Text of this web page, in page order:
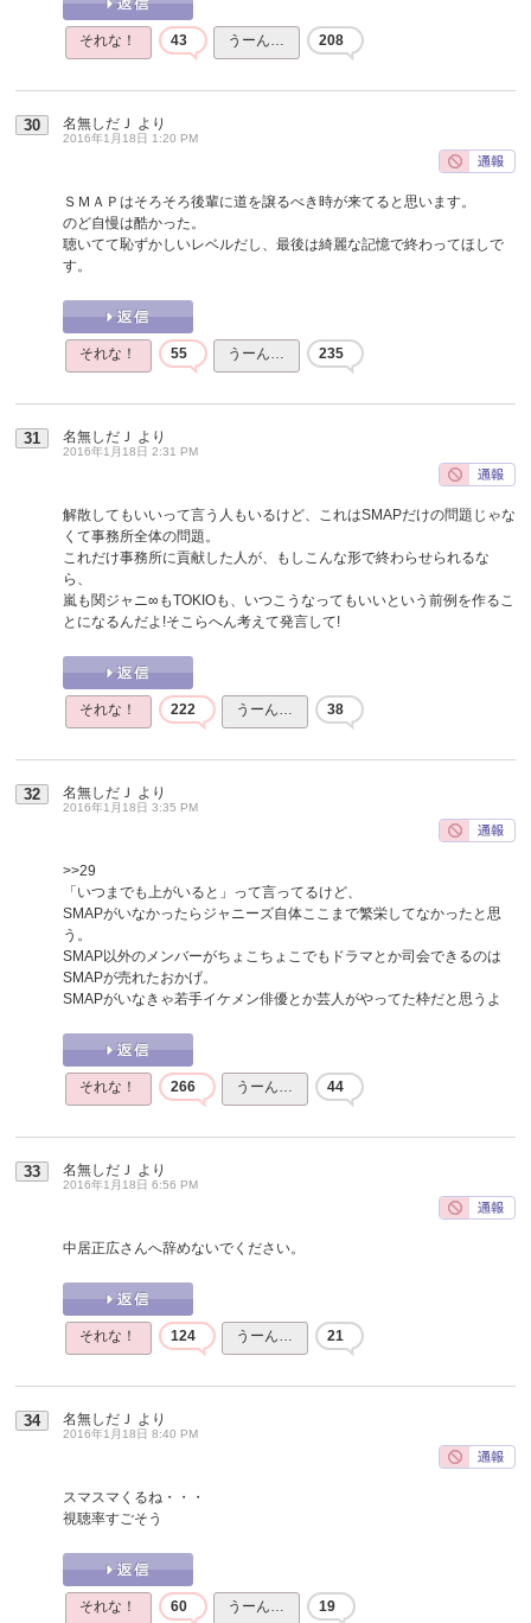
それな！ 43 うーん… 208
30 名無しだＪ より
2016年1月18日 1:20 PM
ＳＭＡＰはそろそろ後輩に道を譲るべき時が来てると思います。
のど自慢は酷かった。
聴いてて恥ずかしいレベルだし、最後は綺麗な記憶で終わってほしで
す。
それな！ 55 うーん… 235
31 名無しだＪ より
2016年1月18日 2:31 PM
解散してもいいって言う人もいるけど、これはSMAPだけの問題じゃな
くて事務所全体の問題。
これだけ事務所に貢献した人が、もしこんな形で終わらせられるな
ら、
嵐も関ジャニ∞もTOKIOも、いつこうなってもいいという前例を作るこ
とになるんだよ!そこらへん考えて発言して!
それな！ 222 うーん… 38
32 名無しだＪ より
2016年1月18日 3:35 PM
>>29
「いつまでも上がいると」って言ってるけど、
SMAPがいなかったらジャニーズ自体ここまで繁栄してなかったと思
う。
SMAP以外のメンバーがちょこちょこでもドラマとか司会できるのは
SMAPが売れたおかげ。
SMAPがいなきゃ若手イケメン俳優とか芸人がやってた枠だと思うよ
それな！ 266 うーん… 44
33 名無しだＪ より
2016年1月18日 6:56 PM
中居正広さんへ辞めないでください。
それな！ 124 うーん… 21
34 名無しだＪ より
2016年1月18日 8:40 PM
スマスマくるね・・・
視聴率すごそう
それな！ 60 うーん… 19